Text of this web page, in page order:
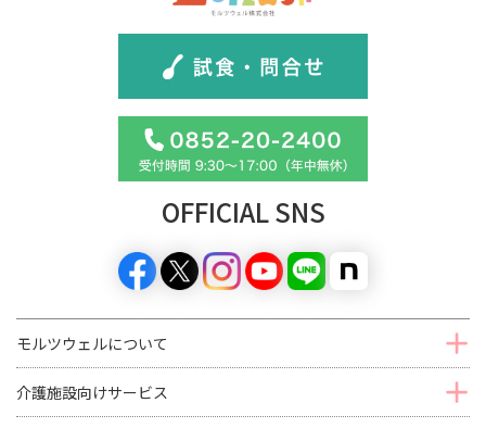
OFFICIAL SNS
モルツウェルについて
介護施設向けサービス